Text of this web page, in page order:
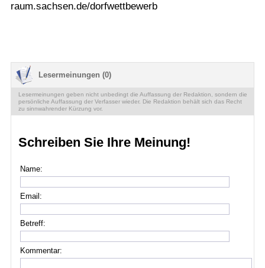
raum.sachsen.de/dorfwettbewerb
Lesermeinungen (0)
Lesermeinungen geben nicht unbedingt die Auffassung der Redaktion, sondern die
persönliche Auffassung der Verfasser wieder. Die Redaktion behält sich das Recht
zu sinnwahrender Kürzung vor.
Schreiben Sie Ihre Meinung!
Name:
Email:
Betreff:
Kommentar: